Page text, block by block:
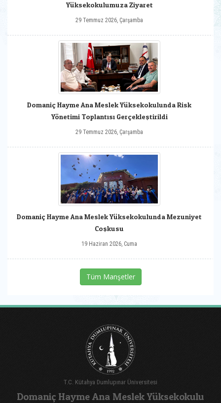
Yüksekokulumuza Ziyaret
29 Temmuz 2026, Çarşamba
Domaniç Hayme Ana Meslek Yüksekokulunda Risk
Yönetimi Toplantısı Gerçekleştirildi
29 Temmuz 2026, Çarşamba
Domaniç Hayme Ana Meslek Yüksekokulunda Mezuniyet
Coşkusu
19 Haziran 2026, Cuma
Tüm Manşetler
T.C. Kütahya Dumlupınar Üniversitesi
Domaniç Hayme Ana Meslek Yüksekokulu